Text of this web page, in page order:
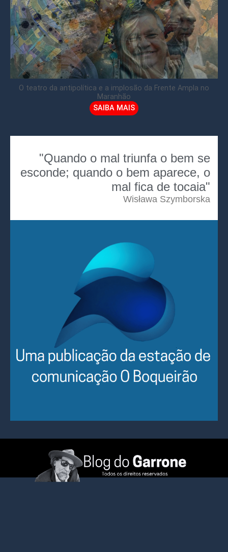
O teatro da antipolítica e a implosão da Frente Ampla no
Maranhão
SAIBA MAIS
"Quando o mal triunfa o bem se
esconde; quando o bem aparece, o
mal fica de tocaia"
Wisława Szymborska